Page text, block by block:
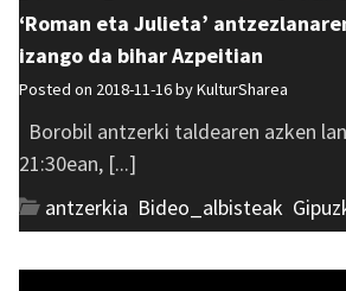
‘Roman eta Julieta’
izango da bihar Azpeitian
Posted on 2018-11-16 byKulturSharea
Borobil antzerki taldearen azken
21:30ean, [...]
antzerkia Bideo_albisteak